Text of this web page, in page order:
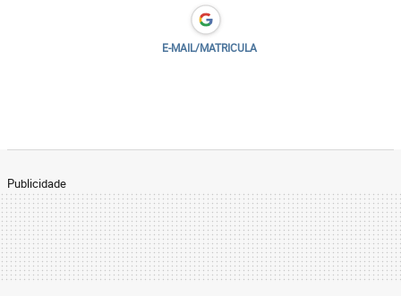
E-MAIL/MATRICULA
Publicidade